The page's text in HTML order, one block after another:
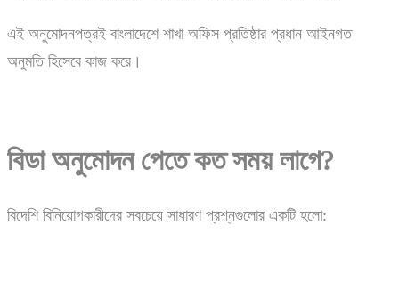
এই অনুমোদনপত্রই বাংলাদেশে শাখা অফিস প্রতিষ্ঠার প্রধান আইনগত
অনুমতি হিসেবে কাজ করে।
বিডা অনুমোদন পেতে কত সময় লাগে?
বিদেশি বিনিয়োগকারীদের সবচেয়ে সাধারণ প্রশ্নগুলোর একটি হলো: